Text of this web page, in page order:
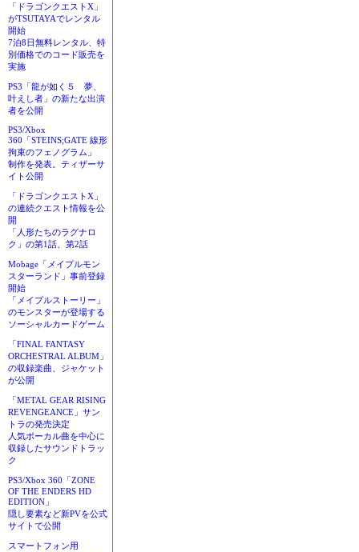
「ドラゴンクエストX」
がTSUTAYAでレンタル
開始
7泊8日無料レンタル、特
別価格でのコード販売を
実施
PS3「龍が如く５ 夢、
叶えし者」の新たな出演
者を公開
PS3/Xbox
360「STEINS;GATE 線形
拘束のフェノグラム」
制作を発表。ティザーサ
イト公開
「ドラゴンクエストX」
の連続クエスト情報を公
開
「人形たちのラグナロ
ク」の第1話、第2話
Mobage「メイプルモン
スターランド」事前登録
開始
「メイプルストーリー」
のモンスターが登場する
ソーシャルカードゲーム
「FINAL FANTASY
ORCHESTRAL ALBUM」
の収録楽曲、ジャケット
が公開
「METAL GEAR RISING
REVENGEANCE」サン
トラの発売決定
人気ボーカル曲を中心に
収録したサウンドトラッ
ク
PS3/Xbox 360「ZONE
OF THE ENDERS HD
EDITION」
隠し要素など新PVを公式
サイトで公開
スマートフォン用